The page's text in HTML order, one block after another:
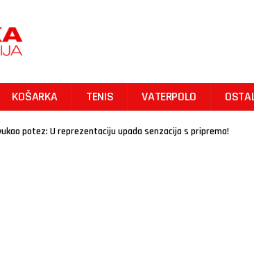
KOŠARKA TENIS VATERPOLO
potez: U reprezentaciju upada senzacija s priprema!